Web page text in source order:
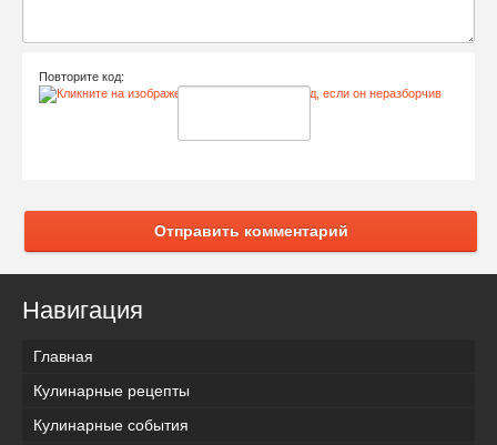
Повторите код:
Отправить комментарий
Навигация
Главная
Кулинарные рецепты
Кулинарные события